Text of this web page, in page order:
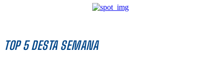
TOP 5 DESTA SEMANA